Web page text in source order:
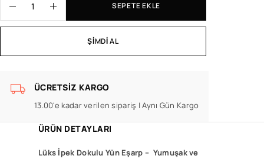
SEPETE EKLE
ŞIMDI AL
ÜCRETSIZ KARGO
13.00'e kadar verilen sipariş | Aynı Gün Kargo
ÜRÜN DETAYLARI
Lüks İpek Dokulu Yün Eşarp – Yumuşak ve